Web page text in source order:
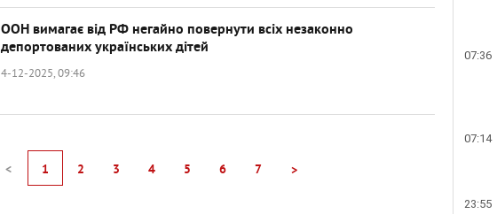
ООН вимагає від РФ негайно повернути всіх незаконно
депортованих українських дітей
4-12-2025, 09:46
< 1 2 3 4 5 6 7 >
07:36
07:14
23:55